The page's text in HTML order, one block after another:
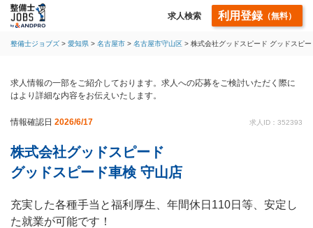
求人検索 利用登録（無料）
整備士ジョブズ 愛知県 名古屋市 名古屋市守山区 株式会社グッドスピード グッドスピ
求人情報の一部をご紹介しております。求人への応募をご検討いただく際に
はより詳細な内容をお伝えいたします。
情報確認日 2026/6/17 求人ID：352393
株式会社グッドスピード
グッドスピード車検 守山店
充実した各種手当と福利厚生、年間休日110日等、安定し
た就業が可能です！